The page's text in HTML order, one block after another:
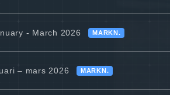
- March 2026 MARKN.
– mars 2026 MARKN.